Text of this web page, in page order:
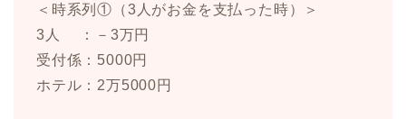
＜時系列①（3人がお金を支払った時）＞
3人 ：－3万円
受付係：5000円
ホテル：2万5000円